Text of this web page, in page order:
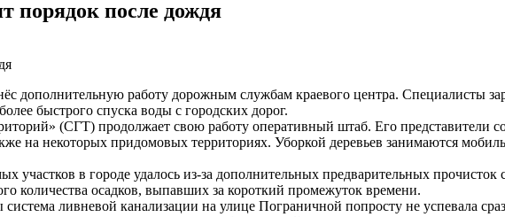
порядок после дождя
дополнительную работу дорожным службам краевого центра. Специалисты
быстрого спуска воды с городских дорог.
(СГТ) продолжает свою работу оперативный штаб. Его представители
на некоторых придомовых территориях. Уборкой деревьев занимаются
участков в городе удалось из-за дополнительных предварительных
количества осадков, выпавших за короткий промежуток времени.
ливневой канализации на улице Пограничной попросту не успевала